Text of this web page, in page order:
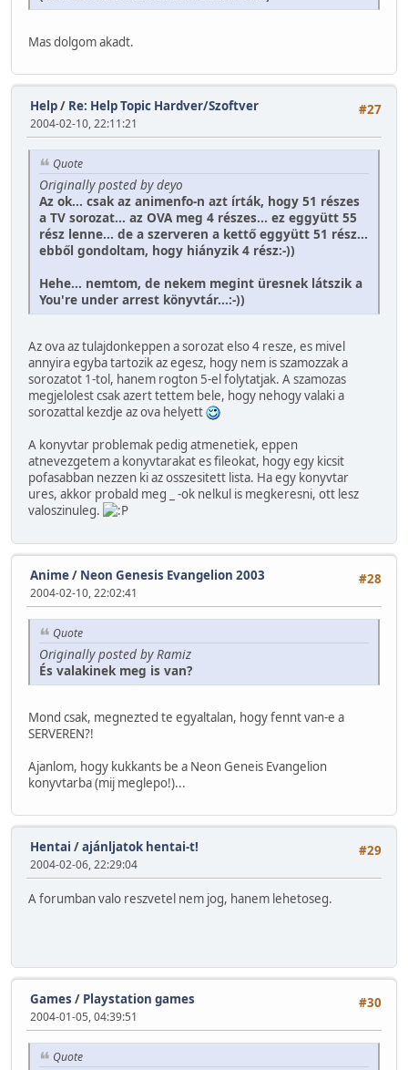
Mas dolgom akadt.
#27
Help/ Re: Help Topic Hardver/Szoftver
2004-02-10, 22:11:21
Quote
Originally posted by deyo
Az ok... csak az animenfo-n azt írták, hogy 51 részes
a TV sorozat... az OVA meg 4 részes... ez eggyütt 55
rész lenne... de a szerveren a kettő eggyütt 51 rész...
ebből gondoltam, hogy hiányzik 4 rész:-))
Hehe... nemtom, de nekem megint üresnek látszik a
You're under arrest könyvtár...:-))
Az ova az tulajdonkeppen a sorozat elso 4 resze, es mivel
annyira egyba tartozik az egesz, hogy nem is szamozzak a
sorozatot 1-tol, hanem rogton 5-el folytatjak. A szamozas
megjelolest csak azert tettem bele, hogy nehogy valaki a
sorozattal kezdje az ova helyett
A konyvtar problemak pedig atmenetiek, eppen
atnevezgetem a konyvtarakat es fileokat, hogy egy kicsit
pofasabban nezzen ki az osszesitett lista. Ha egy konyvtar
ures, akkor probald meg _ -ok nelkul is megkeresni, ott lesz
valoszinuleg.
#28
Anime/ Neon Genesis Evangelion 2003
2004-02-10, 22:02:41
Quote
Originally posted by Ramiz
És valakinek meg is van?
Mond csak, megnezted te egyaltalan, hogy fennt van-e a
SERVEREN?!
Ajanlom, hogy kukkants be a Neon Geneis Evangelion
konyvtarba (mij meglepo!)...
#29
Hentai /ajánljatok hentai-t!
2004-02-06, 22:29:04
A forumban valo reszvetel nem jog, hanem lehetoseg.
#30
Games / Playstation games
2004-01-05, 04:39:51
Quote